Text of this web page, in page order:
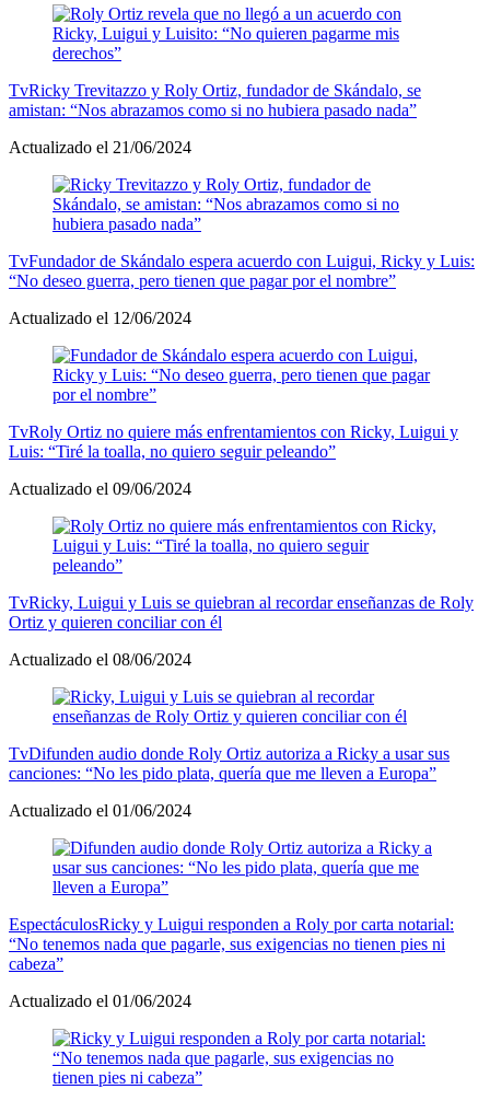
TvRicky Trevitazzo y Roly Ortiz, fundador de Skándalo, se
amistan: “Nos abrazamos como si no hubiera pasado nada”
Actualizado el 21/06/2024
TvFundador de Skándalo espera acuerdo con Luigui, Ricky y Luis:
“No deseo guerra, pero tienen que pagar por el nombre”
Actualizado el 12/06/2024
TvRoly Ortiz no quiere más enfrentamientos con Ricky, Luigui y
Luis: “Tiré la toalla, no quiero seguir peleando”
Actualizado el 09/06/2024
TvRicky, Luigui y Luis se quiebran al recordar enseñanzas de Roly
Ortiz y quieren conciliar con él
Actualizado el 08/06/2024
TvDifunden audio donde Roly Ortiz autoriza a Ricky a usar sus
canciones: “No les pido plata, quería que me lleven a Europa”
Actualizado el 01/06/2024
EspectáculosRicky y Luigui responden a Roly por carta notarial:
“No tenemos nada que pagarle, sus exigencias no tienen pies ni
cabeza”
Actualizado el 01/06/2024